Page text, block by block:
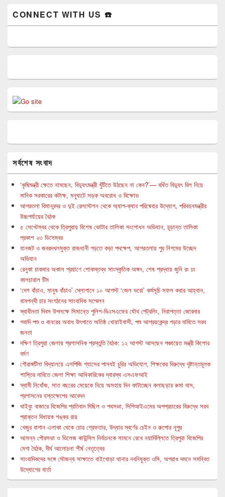
CONNECT WITH US ☎️
সর্বশেষ সংবাদ
‘কৃষিমন্ত্রী ক্ষেতে নামছেন, বিদ্যুৎমন্ত্রী খুঁটিতে উঠছেন না কেন?’— বর্ধিত বিদ্যুৎ বিল নিয়ে
মানিক সরকারের কটাক্ষ, মনুঘাটে সড়ক অবরোধ ও বিক্ষোভ
আগরতলা বিমানবন্দর ও দুই রেলস্টেশন থেকে অ্যাপ-ক্যাব পরিষেবার উদ্যোগ, পরিবহনমন্ত্রীর
উচ্চপর্যায়ের বৈঠক
৫ সেপ্টেম্বর থেকে ত্রিপুরায় বিশেষ ভোটার তালিকা সংশোধন অভিযান, চূড়ান্ত তালিকা
প্রকাশ ২৩ ডিসেম্বর
যানজট ও জবরদখলমুক্ত রাজধানী গড়তে কড়া পদক্ষেপ, আগরতলায় পুর নিগমের উচ্ছেদ
অভিযান
রেনুকা চাকমার অকাল প্রয়াণে শোকস্তব্ধ সাংস্কৃতিক অঙ্গন, শেষ শ্রদ্ধায় জুনি রং ঢং
কালচারাল টিম
‘দেশ বাঁচাও, মানুষ বাঁচাও’ স্লোগানে ১০ আগস্ট ‘জেল ভরো’ কর্মসূচি সফল করার আহ্বান,
বামপন্থী চার সংগঠনের সাংবাদিক সম্মেলন
স্বাধীনতা দিবস উপলক্ষে সিমান্তে পুলিশ-বিএসএফের যৌথ পেট্রলিং, নিরাপত্তা জোরদার
গবাদি পশু ও বানরের অবাধ উৎপাতে অতিষ্ঠ খোয়াইবাসী, পশু আশ্রয়কেন্দ্র গড়ার দাবিতে সরব
জনতা
দক্ষিণ ত্রিপুরা জেলায় প্রশাসনিক প্রস্তুতি বৈঠক: ১২ আগস্ট আসছেন পঞ্চায়েত মন্ত্রী কিশোর
বর্মণ
গৌরাঙ্গটিলা বিদ্যালয়ে এলপিজি গ্যাসের পাসবই চুরির অভিযোগ, শিক্ষকের বিরুদ্ধে দৃষ্টান্তমূলক
শাস্তির দাবিতে জেলা শিক্ষা আধিকারিকের দ্বারস্থ এসএফআই
স্বামী নিখোঁজ, সাত বছরের মেয়েকে নিয়ে অসহায় দিন কাটাচ্ছেন কলাছড়ার রুমা দাস,
প্রশাসনের হস্তক্ষেপের আবেদন
থাইবুং বাজারে বিজেপির প্রতিবাদ মিছিল ও পথসভা, সিপিআইএমের অপপ্রচারের বিরুদ্ধে সরব
প্রাক্তন বিধায়ক শঙ্কর রায়
খেজুর বাগান এলাকা থেকে চোর গ্রেফতার, উদ্ধার স্বর্ণের চেইন ও রুপোর নূপুর
আসন্ন পৌরসভা ও ভিলেজ কাউন্সিল নির্বাচনকে সামনে রেখে নয়াদিল্লিতে ত্রিপুরা বিজেপির
মেগা বৈঠক, দীর্ঘ আলোচনা শীর্ষ নেতৃত্বের
সাংবাদিকদের সঙ্গে সৌজন্য সাক্ষাতে বাইখোড়া থানার নবনিযুক্ত ওসি, অপরাধ দমনে সমন্বিত
উদ্যোগের বার্তা